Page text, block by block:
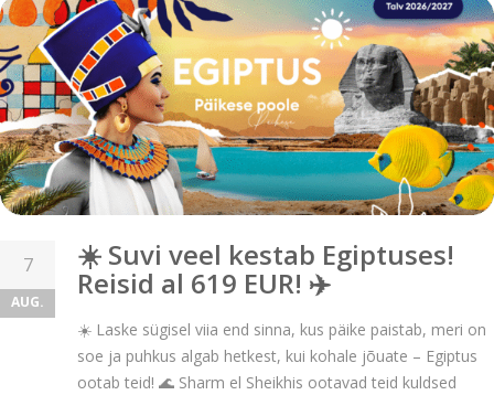
7
AUG.
☀️ Suvi veel kestab Egiptuses!
Reisid al 619 EUR! ✈️
☀️ Laske sügisel viia end sinna, kus päike paistab, meri on
soe ja puhkus algab hetkest, kui kohale jõuate – Egiptus
ootab teid! 🌊 Sharm el Sheikhis ootavad teid kuldsed